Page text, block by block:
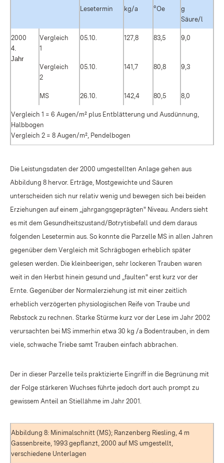
Lesetermin kg/a °Oe
g
Säure/l
2000
4.
Jahr
Vergleich
1
05.10. 127,8 83,5 9,0
Vergleich
2
05.10. 141,7 80,8 9,3
MS 26.10. 142,4 80,5 8,0
Vergleich 1 = 6 Augen/m² plus Entblätterung und Ausdünnung,
Halbbogen
Vergleich 2 = 8 Augen/m², Pendelbogen
Die Leistungsdaten der 2000 umgestellten Anlage gehen aus
Abbildung 8 hervor. Erträge, Mostgewichte und Säuren
unterscheiden sich nur relativ wenig und bewegen sich bei beiden
Erziehungen auf einem „jahrgangsgeprägten" Niveau. Anders sieht
es mit dem Gesundheitszustand/Botrytisbefall und dem daraus
folgenden Lesetermin aus. So konnte die Parzelle MS in allen Jahren
gegenüber dem Vergleich mit Schrägbogen erheblich später
gelesen werden. Die kleinbeerigen, sehr lockeren Trauben waren
weit in den Herbst hinein gesund und „faulten" erst kurz vor der
Ernte. Gegenüber der Normalerziehung ist mit einer zeitlich
erheblich verzögerten physiologischen Reife von Traube und
Rebstock zu rechnen. Starke Stürme kurz vor der Lese im Jahr 2002
verursachten bei MS immerhin etwa 30 kg /a Bodentrauben, in dem
viele, schwache Triebe samt Trauben einfach abbrachen.
Der in dieser Parzelle teils praktizierte Eingriff in die Begrünung mit
der Folge stärkeren Wuchses führte jedoch dort auch prompt zu
gewissem Anteil an Stiellähme im Jahr 2001.
Abbildung 8: Minimalschnitt (MS); Ranzenberg Riesling, 4 m
Gassenbreite, 1993 gepflanzt, 2000 auf MS umgestellt,
verschiedene Unterlagen